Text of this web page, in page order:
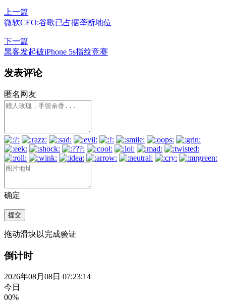
上一篇
微软CEO:谷歌已占据垄断地位
下一篇
黑客发起破iPhone 5s指纹竞赛
发表评论
匿名网友
确定
提交
拖动滑块以完成验证
倒计时
2026年08月08日 07:23:15
今日
00%